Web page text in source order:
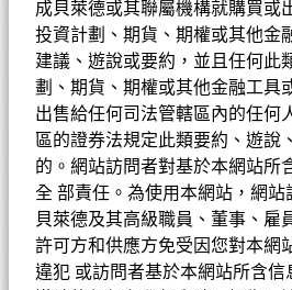
成貝萊德或其聯屬機構就購買或
投資計劃、期貨、期權或其他金
建議、遊說或要約，並且任何此
劃、期貨、期權或其他金融工具
出售給任何司法管轄區內的任何
區的證券法規定此類要約、遊說
的。網站訪問者對基於本網站所
全 部責任。為使用本網站，網站
貝萊德及其高級職員、董事、雇
許可方和供應方免受因您對本網
違犯 或訪問者基於本網站所含信
基金的全部貨幣對沖股份類別使用金融
股份類別中使用金融衍生產品可能為基
風險效應（亦稱為溢出）。該基金的管
以進行，以至對其他股份類別的風險效
基金名稱下方使用下拉式方框，即可
貨幣對沖股份類別會於股份類別的名稱
外，如欲索取所有貨幣對沖股份類別的
司提出。
表現
圖表
查看圖表
表現
基金資料
基金總值
截至 2026年8月7日
基金成立日期
基準貨幣
參考指標 1
基本因素及風險
持倉數目
截至 2026年6月30日
3年貝他係數
截至 2026年7月31日
基金評級
Morningstar星
持股
截至 2026年6月30日
投資分佈